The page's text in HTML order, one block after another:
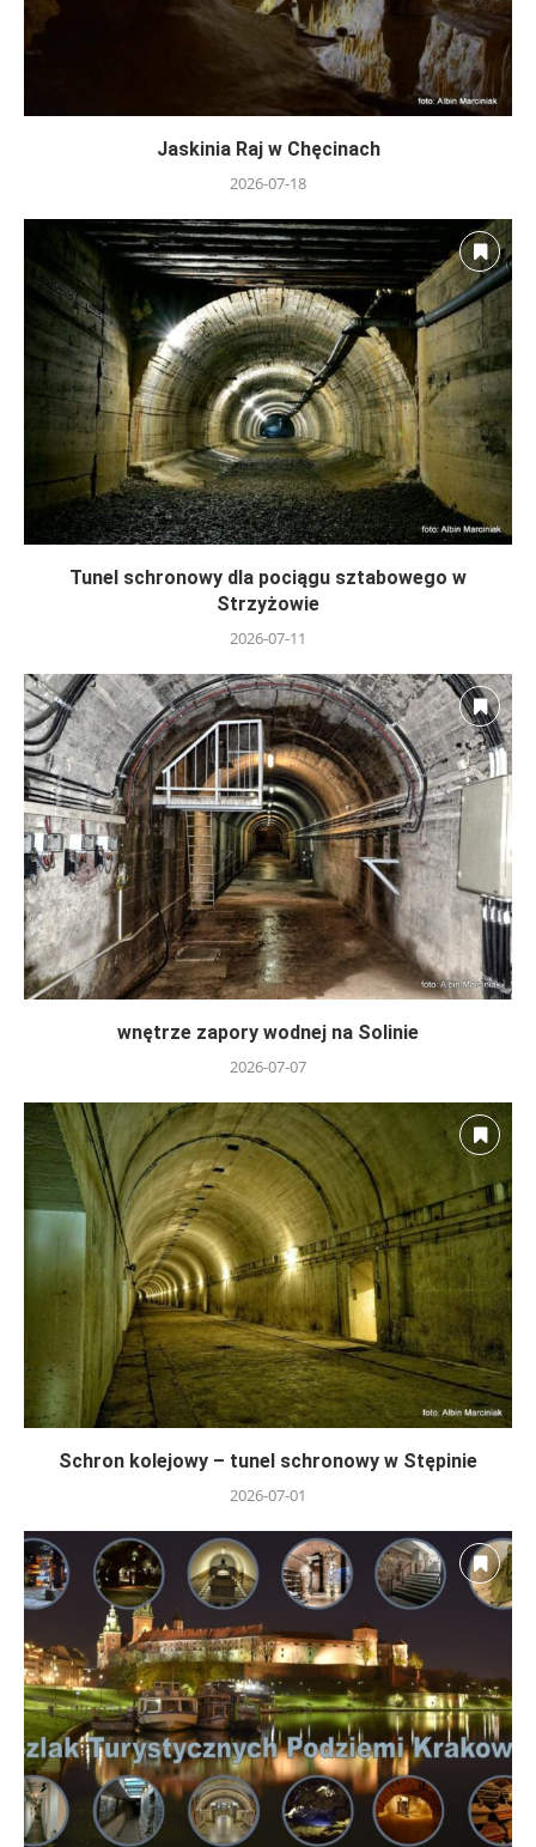
Jaskinia Raj w Chęcinach
2026-07-18
Tunel schronowy dla pociągu sztabowego w
Strzyżowie
2026-07-11
wnętrze zapory wodnej na Solinie
2026-07-07
Schron kolejowy – tunel schronowy w Stępinie
2026-07-01